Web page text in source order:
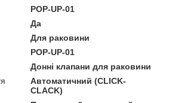
POP-UP-01
Да
Для раковини
POP-UP-01
Донні клапани для раковини
Автоматичний (СLICK-
СLACK)